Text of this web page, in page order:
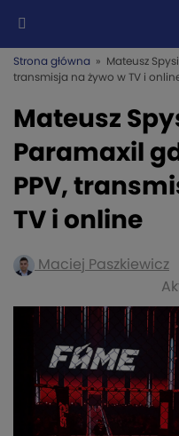
Strona główna » Mateusz
transmisja na żywo w TV i
Mateusz
Paramaxil
PPV,
TV i online
Maciej Paszkiewicz